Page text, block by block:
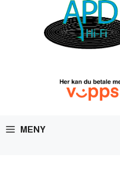
MENY